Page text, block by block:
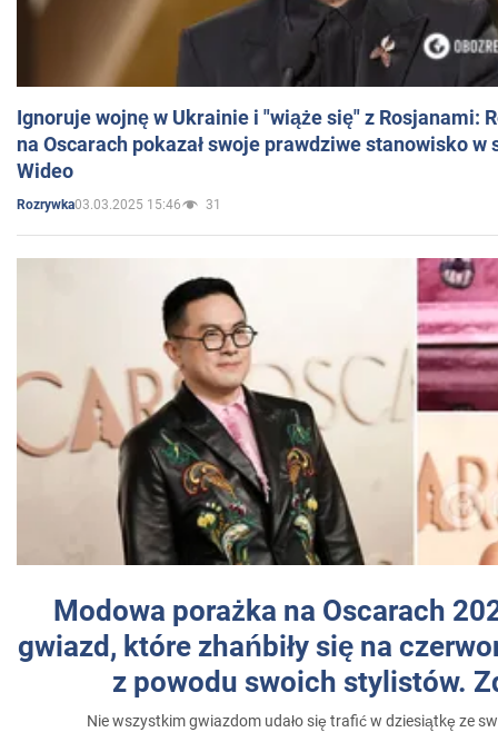
Ignoruje wojnę w Ukrainie i "wiąże się" z Rosjanami:
na Oscarach pokazał swoje prawdziwe stanowisko w
Wideo
Rozrywka03.03.2025 15:46 31
Modowa porażka na Oscarach
gwiazd, które zhańbiły się na
z powodu swoich stylistów.
Nie wszystkim gwiazdom udało się trafić w dziesiątkę ze